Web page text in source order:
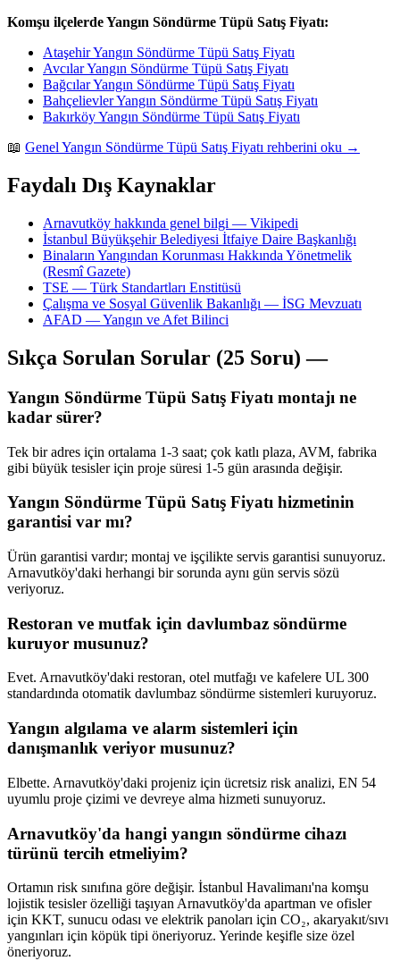
Komşu ilçelerde Yangın Söndürme Tüpü Satış Fiyatı:
Ataşehir Yangın Söndürme Tüpü Satış Fiyatı
Avcılar Yangın Söndürme Tüpü Satış Fiyatı
Bağcılar Yangın Söndürme Tüpü Satış Fiyatı
Bahçelievler Yangın Söndürme Tüpü Satış Fiyatı
Bakırköy Yangın Söndürme Tüpü Satış Fiyatı
📖 Genel Yangın Söndürme Tüpü Satış Fiyatı rehberini oku →
Faydalı Dış Kaynaklar
Arnavutköy hakkında genel bilgi — Vikipedi
İstanbul Büyükşehir Belediyesi İtfaiye Daire Başkanlığı
Binaların Yangından Korunması Hakkında Yönetmelik
(Resmî Gazete)
TSE — Türk Standartları Enstitüsü
Çalışma ve Sosyal Güvenlik Bakanlığı — İSG Mevzuatı
AFAD — Yangın ve Afet Bilinci
Sıkça Sorulan Sorular (25 Soru) —
Yangın Söndürme Tüpü Satış Fiyatı montajı ne
kadar sürer?
Tek bir adres için ortalama 1-3 saat; çok katlı plaza, AVM, fabrika
gibi büyük tesisler için proje süresi 1-5 gün arasında değişir.
Yangın Söndürme Tüpü Satış Fiyatı hizmetinin
garantisi var mı?
Ürün garantisi vardır; montaj ve işçilikte servis garantisi sunuyoruz.
Arnavutköy'daki herhangi bir sorunda aynı gün servis sözü
veriyoruz.
Restoran ve mutfak için davlumbaz söndürme
kuruyor musunuz?
Evet. Arnavutköy'daki restoran, otel mutfağı ve kafelere UL 300
standardında otomatik davlumbaz söndürme sistemleri kuruyoruz.
Yangın algılama ve alarm sistemleri için
danışmanlık veriyor musunuz?
Elbette. Arnavutköy'daki projeniz için ücretsiz risk analizi, EN 54
uyumlu proje çizimi ve devreye alma hizmeti sunuyoruz.
Arnavutköy'da hangi yangın söndürme cihazı
türünü tercih etmeliyim?
Ortamın risk sınıfına göre değişir. İstanbul Havalimanı'na komşu
lojistik tesisler özelliği taşıyan Arnavutköy'da apartman ve ofisler
için KKT, sunucu odası ve elektrik panoları için CO₂, akaryakıt/sıvı
yangınları için köpük tipi öneriyoruz. Yerinde keşifle size özel
öneriyoruz.